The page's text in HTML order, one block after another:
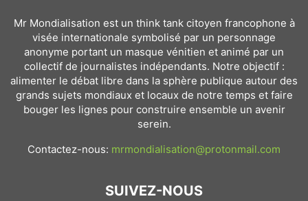
Mr Mondialisation est un think tank citoyen francophone à
visée internationale symbolisé par un personnage
anonyme portant un masque vénitien et animé par un
collectif de journalistes indépendants. Notre objectif :
alimenter le débat libre dans la sphère publique autour des
grands sujets mondiaux et locaux de notre temps et faire
bouger les lignes pour construire ensemble un avenir
serein.
Contactez-nous: mrmondialisation@protonmail.com
SUIVEZ-NOUS